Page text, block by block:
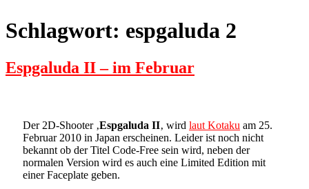
Schlagwort: espgaluda 2
Espgaluda II – im Februar
Der 2D-Shooter ‚Espgaluda II‚ wird laut Kotaku am 25.
Februar 2010 in Japan erscheinen. Leider ist noch nicht
bekannt ob der Titel Code-Free sein wird, neben der
normalen Version wird es auch eine Limited Edition mit
einer Faceplate geben.